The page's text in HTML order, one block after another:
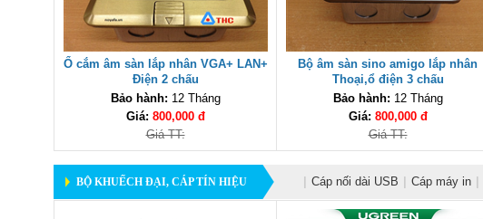
Ổ cắm âm sàn lắp nhân VGA+ LAN+
Điện 2 chấu
Bảo hành: 12 Tháng
Giá: 800,000 đ
Giá TT:
Bộ âm sàn sino amigo lắp nhân
Thoại,ổ điện 3 chấu
Bảo hành: 12 Tháng
Giá: 800,000 đ
Giá TT:
| Cáp nối dài USB | Cáp máy in |
BỘ KHUẾCH ĐẠI, CÁP TÍN HIỆU